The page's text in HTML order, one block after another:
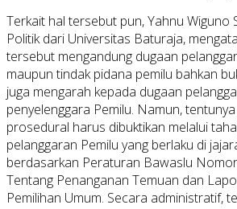
Terkait hal tersebut pun, Yahnu Wiguno
Politik dari Universitas Baturaja,
tersebut mengandung dugaan
maupun tindak pidana pemilu bahkan
juga mengarah kepada dugaan
penyelenggara Pemilu. Namun,
prosedural harus dibuktikan melalui
pelanggaran Pemilu yang berlaku di
berdasarkan Peraturan Bawaslu
Tentang Penanganan Temuan dan
Pemilihan Umum. Secara administratif,